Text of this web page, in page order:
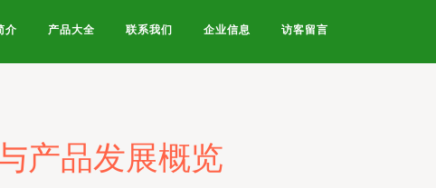
介 产品大全 联系我们 企业信息 访客留言
产品发展概览